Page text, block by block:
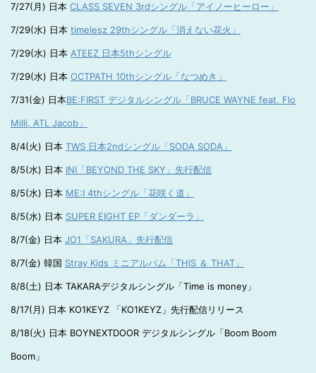
7/27(月) 日本 CLASS SEVEN 3rdシングル「アイノーヒーロー」
7/29(水) 日本 timelesz 29thシングル「消えない花火」
7/29(水) 日本 ATEEZ 日本5thシングル
7/29(水) 日本 OCTPATH 10thシングル「なつめき」
7/31(金) 日本BE:FIRST デジタルシングル「BRUCE WAYNE feat. Flo
Milli, ATL Jacob」
8/4(火) 日本 TWS 日本2ndシングル「SODA SODA」
8/5(水) 日本 INI「BEYOND THE SKY」先行配信
8/5(水) 日本 ME:I 4thシングル「花咲く道」
8/5(水) 日本 SUPER EIGHT EP「ダンダーラ」
8/7(金) 日本 JO1「SAKURA」先行配信
8/7(金) 韓国 Stray Kids ミニアルバム「THIS ＆ THAT」
8/8(土) 日本 TAKARAデジタルシングル「Time is money」
8/17(月) 日本 KO1KEYZ 「KO1KEYZ」先行配信リリース
8/18(火) 日本 BOYNEXTDOOR デジタルシングル「Boom Boom
Boom」